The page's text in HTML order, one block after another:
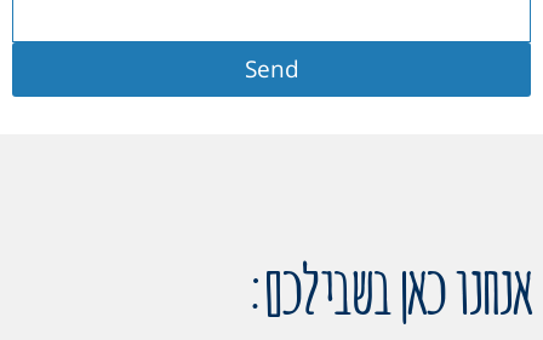
Send
אנחנו כאן בשבילכם: